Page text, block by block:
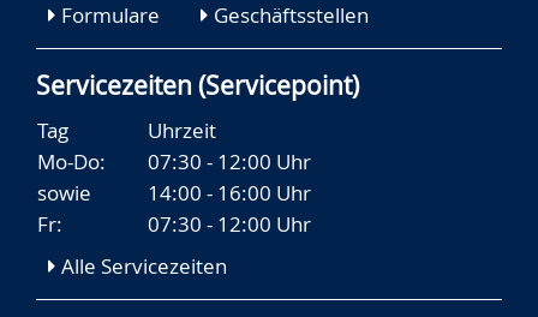
Formulare Geschäftsstellen
Servicezeiten (Servicepoint)
Tag
Uhrzeit
Mo-Do:
07:30 - 12:00 Uhr
sowie
14:00 - 16:00 Uhr
Fr:
07:30 - 12:00 Uhr
Alle Servicezeiten